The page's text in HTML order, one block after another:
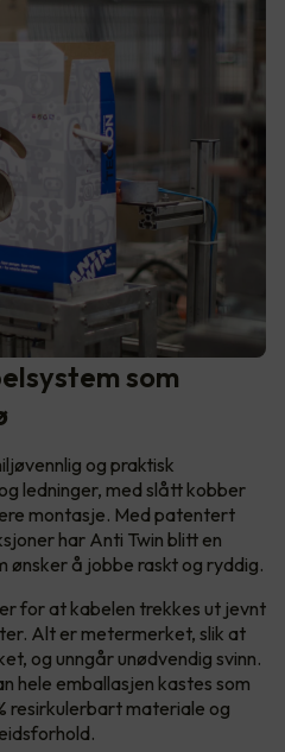
som
og praktisk
ledninger, med slått kobber
montasje. Med patentert
har Anti Twin blitt en
å jobbe raskt og ryddig.
for at kabelen trekkes ut jevnt
Alt er metermerket, slik at
og unngår unødvendig svinn.
hele emballasjen kastes som
resirkulerbart materiale og